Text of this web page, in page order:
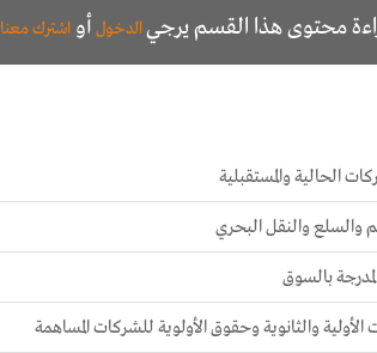
محتوى هذا القسم يرجيالدخول أو اشترك معنا
الحالية والمستقبلية
والسلع والنقل البحري
بالسوق
الأولية والثانوية وحقوق الأولوية للشركات المساهمة